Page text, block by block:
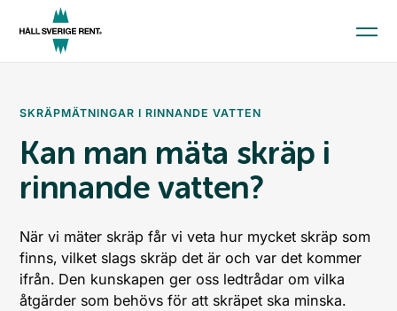
Till startsidan
Skola och förskola
Kommunindex
SKRÄPMÄTNINGAR I RINNANDE VATTEN
Kan man mäta skräp i
rinnande vatten?
När vi mäter skräp får vi veta hur mycket skräp som
finns, vilket slags skräp det är och var det kommer
ifrån. Den kunskapen ger oss ledtrådar om vilka
åtgärder som behövs för att skräpet ska minska.